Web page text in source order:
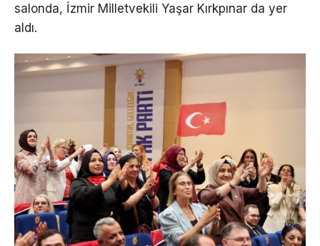
salonda, İzmir Milletvekili Yaşar Kırkpınar da yer
aldı.